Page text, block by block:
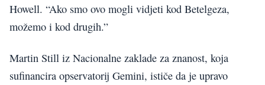
Howell. “Ako smo ovo mogli vidjeti kod Betelgeza,
možemo i kod drugih.”
Martin Still iz Nacionalne zaklade za znanost, koja
sufinancira opservatorij Gemini, ističe da je upravo